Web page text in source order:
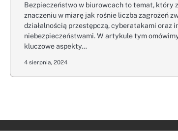
Bezpieczeństwo w biurowcach to temat, który
znaczeniu w miarę jak rośnie liczba zagrożeń
działalnością przestępczą, cyberatakami oraz
niebezpieczeństwami. W artykule tym
kluczowe aspekty…
4 sierpnia, 2024